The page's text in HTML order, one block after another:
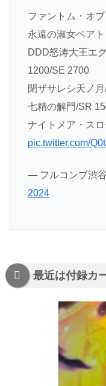
ファントム・オ
永遠の淑女ベア
DDD怒涛大王エ
1200/SE 2700
閉ザサレシ天ノ
七精の解門/SR
ナイトメア・ス
pic.twitter.com/
— フルコンプ渋
2024
最近は付録カ